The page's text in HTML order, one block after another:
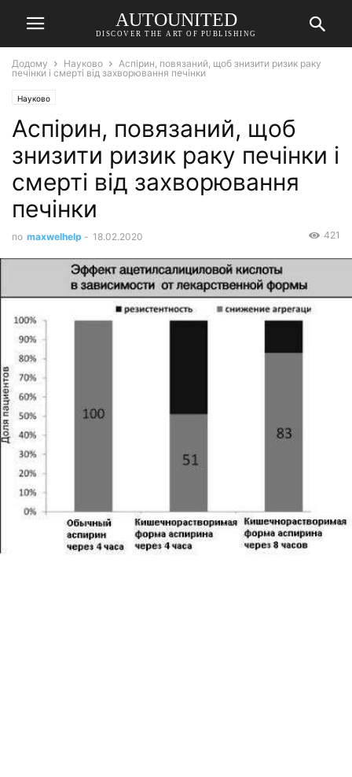
AUTOUNITED
DISCOVER THE ART OF PUBLISHING
Додому Науково
Аспірин, повязаний, щоб знизити ризик раку
печінки і смерті від захворювання печінки
Науково
Аспірин, повязаний, щоб
знизити ризик раку печінки і
смерті від захворювання
печінки
по maxwelhelp - 18.02.2020 421